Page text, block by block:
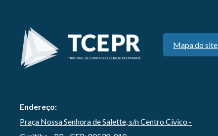
Mapa do site
Endereço:
Praça Nossa Senhora de Salette, s/n Centro Cívico -